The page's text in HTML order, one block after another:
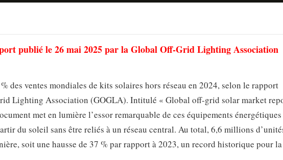
publié le 26 mai 2025 par la Global Off-Grid Lighting Association
des ventes mondiales de kits solaires hors réseau en 2024, selon le rapport
Lighting Association (GOGLA). Intitulé « Global off-grid solar market
met en lumière l’essor remarquable de ces équipements
du soleil sans être reliés à un réseau central. Au total, 6,6 millions
soit une hausse de 37 % par rapport à 2023, un record historique pour la